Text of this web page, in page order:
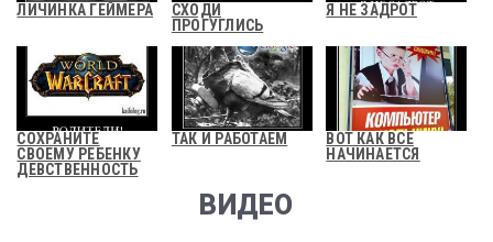
ЛИЧИНКА ГЕЙМЕРА
СХОДИ
ПРОГУГЛИСЬ
Я НЕ ЗАДРОТ
СОХРАНИТЕ
СВОЕМУ РЕБЕНКУ
ДЕВСТВЕННОСТЬ
ТАК И РАБОТАЕМ
ВОТ КАК ВСЕ
НАЧИНАЕТСЯ
ВИДЕО